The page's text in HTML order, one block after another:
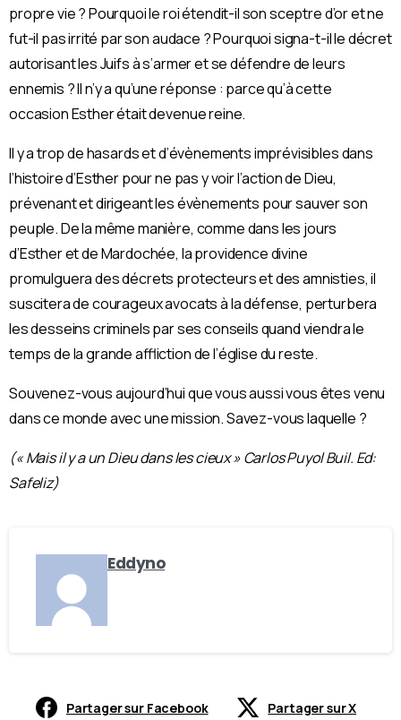
propre vie ? Pourquoi le roi étendit-il son sceptre d’or et ne
fut-il pas irrité par son audace ? Pourquoi signa-t-il le décret
autorisant les Juifs à s’armer et se défendre de leurs
ennemis ? Il n’y a qu’une réponse : parce qu’à cette
occasion Esther était devenue reine.
Il y a trop de hasards et d’évènements imprévisibles dans
l’histoire d’Esther pour ne pas y voir l’action de Dieu,
prévenant et dirigeant les évènements pour sauver son
peuple. De la même manière, comme dans les jours
d’Esther et de Mardochée, la providence divine
promulguera des décrets protecteurs et des amnisties, il
suscitera de courageux avocats à la défense, perturbera
les desseins criminels par ses conseils quand viendra le
temps de la grande affliction de l’église du reste.
Souvenez-vous aujourd’hui que vous aussi vous êtes venu
dans ce monde avec une mission. Savez-vous laquelle ?
(« Mais il y a un Dieu dans les cieux » Carlos Puyol Buil. Ed:
Safeliz)
Eddyno
Partager sur Facebook Partager sur X